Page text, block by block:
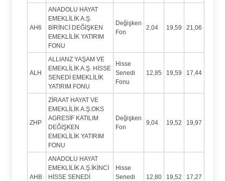
AH6
ANADOLU HAYAT
EMEKLİLİK A.Ş.
BİRİNCİ DEĞİŞKEN
EMEKLİLİK YATIRIM
FONU
Değişken
Fon
2,04 19,59 21,06
ALH
ALLIANZ YAŞAM VE
EMEKLİLİK A.Ş. HİSSE
SENEDİ EMEKLİLİK
YATIRIM FONU
Hisse
Senedi
Fonu
12,85 19,59 17,44
ZHP
ZİRAAT HAYAT VE
EMEKLİLİK A.Ş.OKS
AGRESİF KATILIM
DEĞİŞKEN
EMEKLİLİK YATIRIM
FONU
Değişken
Fon
9,04 19,52 19,97
AHB
ANADOLU HAYAT
EMEKLİLİK A.Ş.İKİNCİ
HİSSE SENEDİ
Hisse
Senedi
12,80 19,52 17,27